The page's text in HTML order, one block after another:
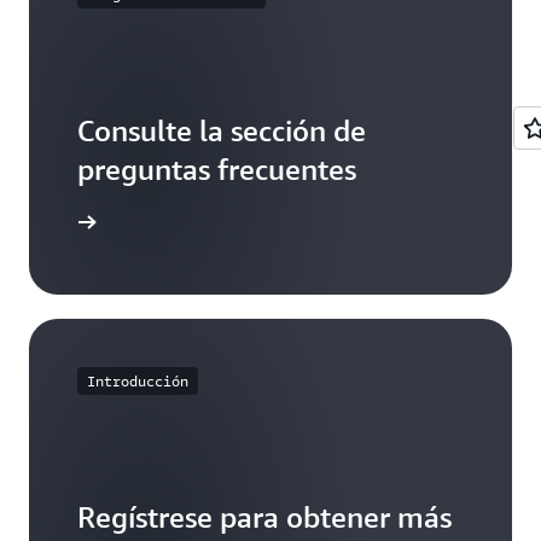
Consulte la sección de
preguntas frecuentes
Introducción
Regístrese para obtener más